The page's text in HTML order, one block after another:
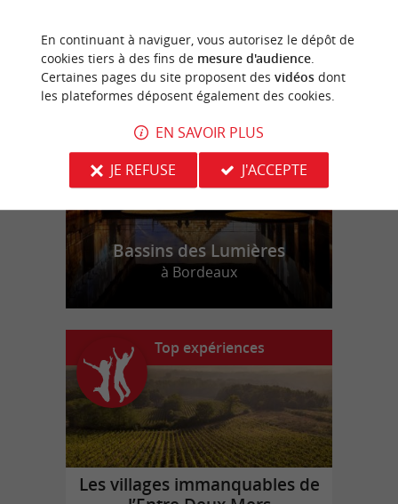
n
o
t
r
e
c
o
u
p
d
e
c
o
e
u
r
Bassins des Lumières
à Bordeaux
Top expériences
Les villages immanquables de
En continuant à naviguer, vous autorisez le dépôt de
cookies tiers à des fins de mesure d'audience.
Certaines pages du site proposent des vidéosdont
les plateformes déposent également des cookies.
EN SAVOIR PLUS
JE REFUSE
J'ACCEPTE